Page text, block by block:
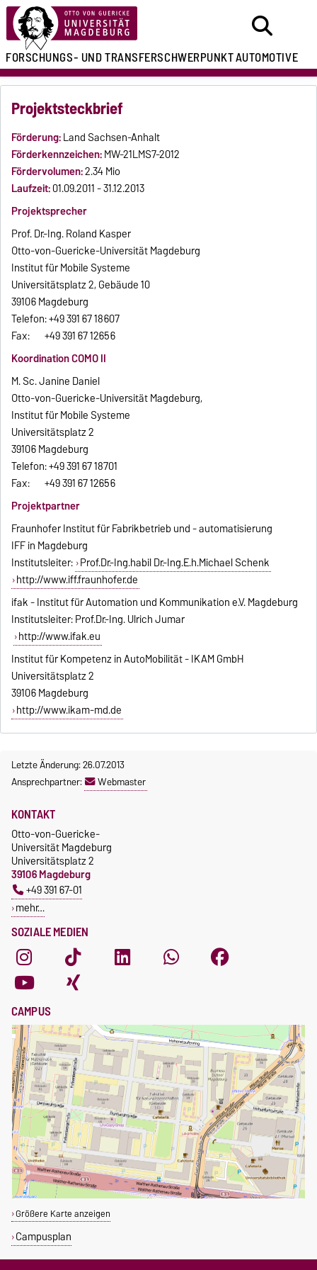
FORSCHUNGS- UNDTRANSFERSCHWERPUNKTAUTOMOTIVE
Projektsteckbrief
Förderung:Land Sachsen-Anhalt
Förderkennzeichen:MW-21LMS7-2012
Fördervolumen:2.34 Mio
Laufzeit:01.09.2011 - 31.12.2013
Projektsprecher
Prof. Dr.-Ing. Roland Kasper
Otto-von-Guericke-Universität Magdeburg
Institut für Mobile Systeme
Universitätsplatz 2, Gebäude 10
39106 Magdeburg
Telefon: +49 391 67 18607
Fax: +49 391 67 12656
Koordination COMO II
M. Sc. Janine Daniel
Otto-von-Guericke-Universität Magdeburg,
Institut für Mobile Systeme
Universitätsplatz 2
39106 Magdeburg
Telefon: +49 391 67 18701
Fax: +49 391 67 12656
Projektpartner
Fraunhofer Institut für Fabrikbetrieb und - automatisierung
IFF in Magdeburg
Institutsleiter: Prof.Dr.-Ing.habil Dr.-Ing.E.h.Michael Schenk
http://www.iff.fraunhofer.de
ifak - Institut für Automation und Kommunikation e.V. Magdeburg
Institutsleiter: Prof.Dr.-Ing. Ulrich Jumar
http://www.ifak.eu
Institut für Kompetenz in AutoMobilität - IKAM GmbH
Universitätsplatz 2
39106 Magdeburg
http://www.ikam-md.de
Letzte Änderung: 26.07.2013
Ansprechpartner:
Webmaster
SOZIALE MEDIEN
KONTAKT
Otto-von-Guericke-
Universität Magdeburg
Universitätsplatz 2
39106 Magdeburg
+49 391 67-01
mehr…
CAMPUS
Größere Karte anzeigen
Campusplan